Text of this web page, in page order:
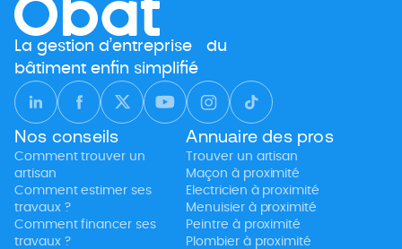
le soin nécessaire, le résultat est souvent bluffant !
[…]
La gestion d’entreprise du
bâtiment enfin simplifié
Nos conseils
Comment trouver un
artisan
Comment estimer ses
travaux ?
Comment financer ses
travaux ?
Annuaire des pros
Trouver un artisan
Maçon à proximité
Electricien à proximité
Menuisier à proximité
Peintre à proximité
Plombier à proximité